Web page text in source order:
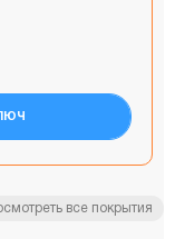
все покрытия